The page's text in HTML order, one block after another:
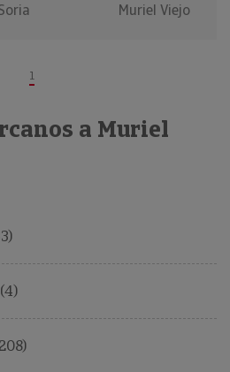
Muriel Viejo
1
a Muriel